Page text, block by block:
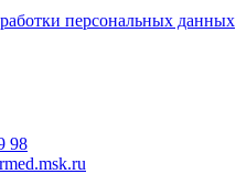
персональных данных
98